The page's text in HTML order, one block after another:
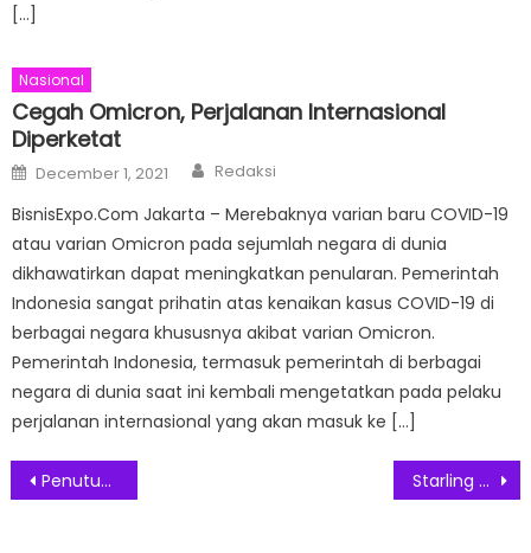
[…]
Nasional
Cegah Omicron, Perjalanan Internasional
Diperketat
Posted
on
December 1, 2021 Author
Redaksi
BisnisExpo.Com Jakarta – Merebaknya varian baru COVID-19
atau varian Omicron pada sejumlah negara di dunia
dikhawatirkan dapat meningkatkan penularan. Pemerintah
Indonesia sangat prihatin atas kenaikan kasus COVID-19 di
berbagai negara khususnya akibat varian Omicron.
Pemerintah Indonesia, termasuk pemerintah di berbagai
negara di dunia saat ini kembali mengetatkan pada pelaku
perjalanan internasional yang akan masuk ke […]
Post
Penutupan Pasar, Rupiah Bergerak Melemah Starling Eatery Aviary Bintaro Suguhkan Menu Pilihan di Bulan November.